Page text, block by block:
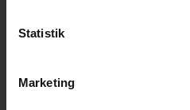
Indsamle præcise
Identificere din enhed
dens unikke karakteristika
Statistik
Marketing